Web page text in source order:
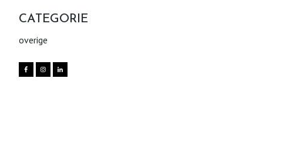
CATEGORIE
overige
  